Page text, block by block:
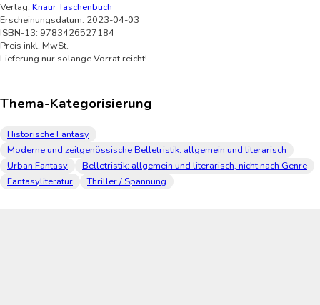
Verlag: Knaur Taschenbuch
Erscheinungsdatum: 2023-04-03
ISBN-13: 9783426527184
Preis inkl. MwSt.
Lieferung nur solange Vorrat reicht!
Thema-Kategorisierung
Historische Fantasy
Moderne und zeitgenössische Belletristik: allgemein und literarisch
Urban Fantasy
Belletristik: allgemein und literarisch, nicht nach Genre
Fantasyliteratur
Thriller / Spannung